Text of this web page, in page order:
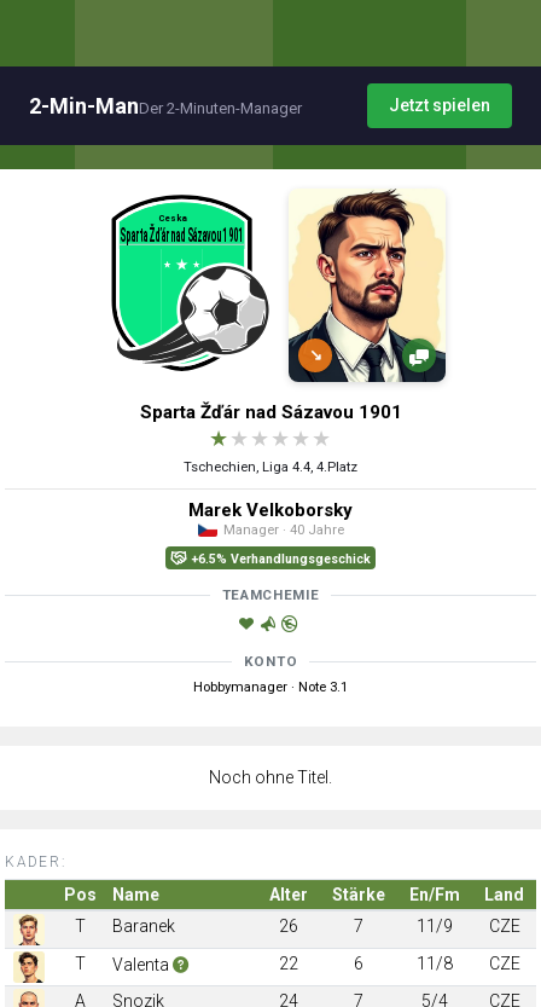
2-Min-ManDer 2-Minuten-Manager Jetzt spielen
↘
Sparta Žďár nad Sázavou 1901
★★ ★ ★ ★ ★
Tschechien, Liga 4.4, 4.Platz
Marek Velkoborsky
Manager · 40 Jahre
+6.5% Verhandlungsgeschick
TEAMCHEMIE
KONTO
Hobbymanager · Note 3.1
Noch ohne Titel.
KADER:
Pos Name Alter Stärke En/Fm
Land
T
Baranek 26 7 11/9
CZE
T
Valenta 22 6 11/8
CZE
A
Snozik 24 7 5/4
CZE